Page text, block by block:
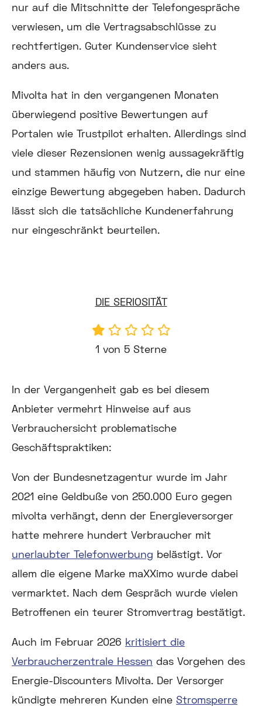
nur auf die Mitschnitte der Telefongespräche
verwiesen, um die Vertragsabschlüsse zu
rechtfertigen. Guter Kundenservice sieht
anders aus.
Mivolta hat in den vergangenen Monaten
überwiegend positive Bewertungen auf
Portalen wie Trustpilot erhalten. Allerdings sind
viele dieser Rezensionen wenig aussagekräftig
und stammen häufig von Nutzern, die nur eine
einzige Bewertung abgegeben haben. Dadurch
lässt sich die tatsächliche Kundenerfahrung
nur eingeschränkt beurteilen.
DIE SERIOSITÄT
1 von 5 Sterne
In der Vergangenheit gab es bei diesem
Anbieter vermehrt Hinweise auf aus
Verbrauchersicht problematische
Geschäftspraktiken:
Von der Bundesnetzagentur wurde im Jahr
2021 eine Geldbuße von 250.000 Euro gegen
mivolta verhängt, denn der Energieversorger
hatte mehrere hundert Verbraucher mit
unerlaubter Telefonwerbung belästigt. Vor
allem die eigene Marke maXXimo wurde dabei
vermarktet. Nach dem Gespräch wurde vielen
Betroffenen ein teurer Stromvertrag bestätigt.
Auch im Februar 2026 kritisiert die
Verbraucherzentrale Hessen das Vorgehen des
Energie-Discounters Mivolta. Der Versorger
kündigte mehreren Kunden eine Stromsperre